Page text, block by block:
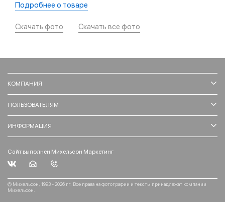
Подробнее о товаре
Скачать фото Скачать все фото
КОМПАНИЯ
ПОЛЬЗОВАТЕЛЯМ
ИНФОРМАЦИЯ
Сайт выполнен Михельсон Маркетинг
© Михельсон, 1993 - 2026 гг. Все права на фотографии и тексты принадлежат компании
Михельсон.